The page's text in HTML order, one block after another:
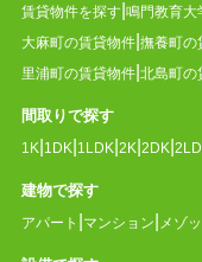
賃貸物件を探す 鳴門教育大
大麻町の賃貸物件 撫養町の
里浦町の賃貸物件 北島町の
間取りで探す
1K 1DK 1LDK 2K 2DK
建物で探す
アパート マンション メゾ